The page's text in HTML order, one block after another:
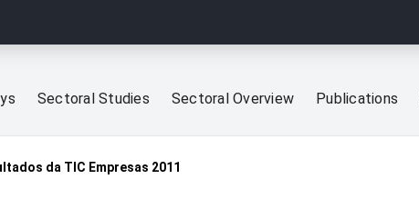
Sectoral Studies Sectoral Overview Publications
da TIC Empresas 2011